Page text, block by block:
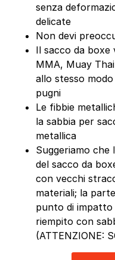
senza
delicate
Non devi
Il sacco da
MMA, Muay
allo stesso
pugni
Le fibbie
la sabbia per
metallica
Suggeriamo
del sacco da
con vecchi
materiali; la
punto di impatto
riempito con
(ATTENZIONE: